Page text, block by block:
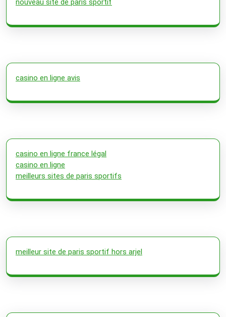
nouveau site de paris sportif
casino en ligne avis
casino en ligne france légal
casino en ligne
meilleurs sites de paris sportifs
meilleur site de paris sportif hors arjel